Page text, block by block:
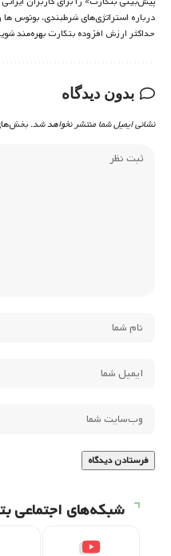
درباره استراتژی‌های شرطبندی، بونوس
حداکثر ارزش افزوده بتکارت بهره‌مند
بدون دیدگاه
نشانی ایمیل شما منتشر نخواهد شد.
شبکه‌های اجتماعی